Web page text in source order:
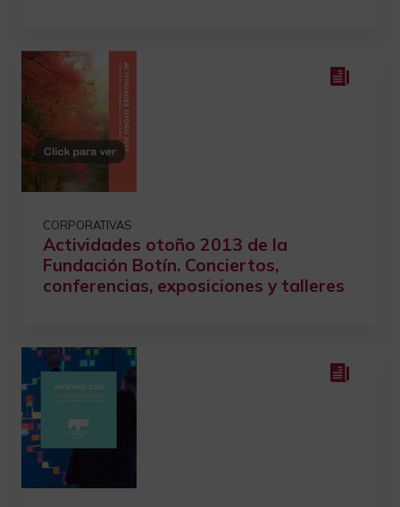
CORPORATIVAS
Actividades otoño 2013 de la
Fundación Botín. Conciertos,
conferencias, exposiciones y talleres